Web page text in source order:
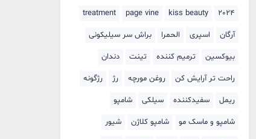
2024
kiss beauty
page vine
treatment
آرگان
اسپری الحمرا
براش سر سیلیکونی
بیوکسین
ترمیم کننده تینت
دندان
راحت تر آرایش کن
روغن مورچه رژ
رژگونه
ریمل
سفیدکننده سیلکی
شامپو
شامپو و ماسک مو
شامپو کلاژن
شیور